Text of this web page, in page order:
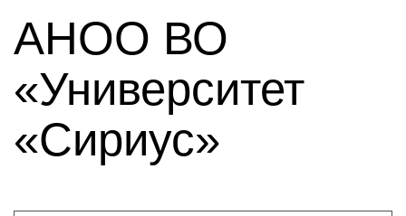
АНОО ВО
«Университет
«Сириус»